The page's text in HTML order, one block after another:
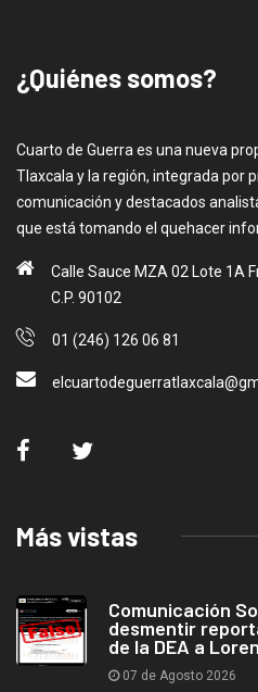
¿Quiénes somos?
Cuarto de Guerra es una nueva
Tlaxcala y la región, integrada por
comunicación y destacados
que está tomando el quehacer
Calle Sauce MZA 02 Lote 1A
C.P. 90102
01 (246) 126 06 81
Más vistas
Comunicación
desmentir
de la DEA a
07 de Agosto 2026